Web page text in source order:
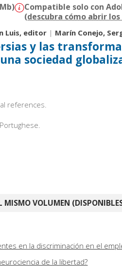
Compatible solo con
(descubra cómo abrir
Luis, editor | Marín Conejo,
y las
sociedad
references.
MISMO VOLUMEN
en la discriminación en el
de la libertad?